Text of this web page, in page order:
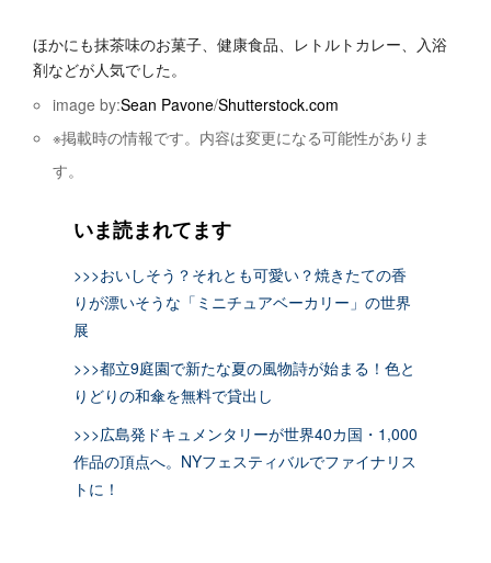
ほかにも抹茶味のお菓子、健康食品、レトルトカレー、入浴
剤などが人気でした。
image by:Sean Pavone/Shutterstock.com
※掲載時の情報です。内容は変更になる可能性がありま
す。
いま読まれてます
>>>おいしそう？それとも可愛い？焼きたての香
りが漂いそうな「ミニチュアベーカリー」の世界
展
>>>都立9庭園で新たな夏の風物詩が始まる！色と
りどりの和傘を無料で貸出し
>>>広島発ドキュメンタリーが世界40カ国・1,000
作品の頂点へ。NYフェスティバルでファイナリス
トに！